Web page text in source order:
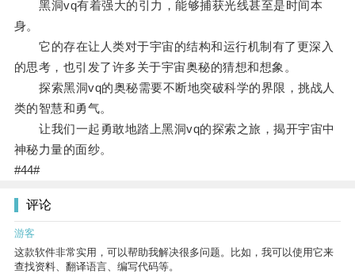
黑洞vq有着强大的引力，能够捕获光线甚至是时间本
身。
它的存在让人类对于宇宙的结构和运行机制有了更深入
的思考，也引发了许多关于宇宙奥秘的猜想和想象。
探索黑洞vq的奥秘需要不断地突破科学的界限，挑战人
类的智慧和勇气。
让我们一起勇敢地踏上黑洞vq的探索之旅，揭开宇宙中
神秘力量的面纱。
#44#
评论
游客
这款软件非常实用，可以帮助我解决很多问题。比如，我可以使用它来
查找资料、翻译语言、编写代码等。